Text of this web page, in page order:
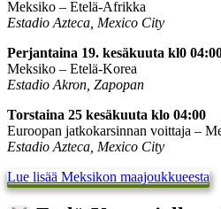
Meksiko – Etelä-Afrikka
Estadio Azteca, Mexico City
Perjantaina 19. kesäkuuta kl0
Meksiko – Etelä-Korea
Estadio Akron, Zapopan
Torstaina 25 kesäkuuta klo 04:00
Euroopan jatkokarsinnan voittaja –
Estadio Azteca, Mexico City
Lue lisää Meksikon maajoukkueesta